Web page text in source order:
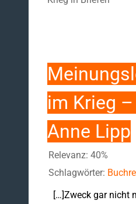
im Krieg
Anne Lipp
Relevanz: 40%
Schlagwörter:
[…]Zweck gar nicht